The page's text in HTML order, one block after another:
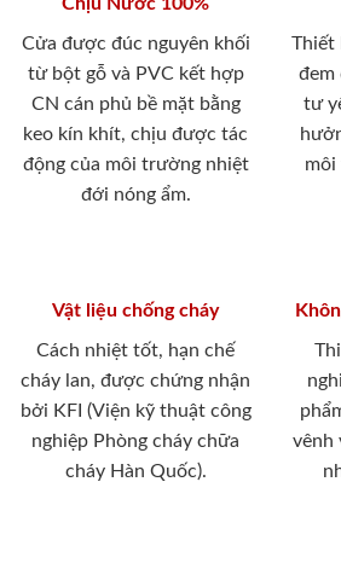
Chịu Nước 100%
Cửa được đúc nguyên khối
từ bột gỗ và PVC kết hợp
CN cán phủ bề mặt bằng
keo kín khít, chịu được tác
động của môi trường nhiệt
đới nóng ẩm.
Thiết
đem
tư
môi
Vật liệu chống cháy
Cách nhiệt tốt, hạn chế
cháy lan, được chứng nhận
bởi KFI (Viện kỹ thuật công
nghiệp Phòng cháy chữa
cháy Hàn Quốc).
vênh